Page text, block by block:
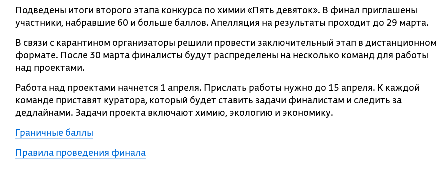
Подведены итоги второго этапа конкурса по химии «Пять девяток». В финал приглашены
участники, набравшие 60 и больше баллов. Апелляция на результаты проходит до 29 марта.
В связи с карантином организаторы решили провести заключительный этап в дистанционном
формате. После 30 марта финалисты будут распределены на несколько команд для работы
над проектами.
Работа над проектами начнется 1 апреля. Прислать работы нужно до 15 апреля. К каждой
команде приставят куратора, который будет ставить задачи финалистам и следить за
дедлайнами. Задачи проекта включают химию, экологию и экономику.
Граничные баллы
Правила проведения финала